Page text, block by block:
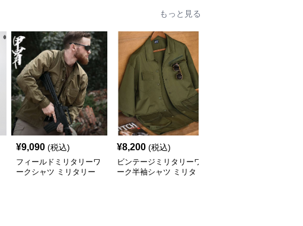
もっと見る
¥9,090 (税込)
フィールドミリタリーワ
ークシャツ ミリタリー
¥8,200 (税込)
ビンテージミリタリーワ
ーク半袖シャツ ミリタ